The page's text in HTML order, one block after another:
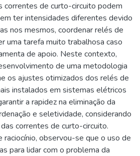
correntes de curto-circuito podem
ter intensidades diferentes devido
nos mesmos, coordenar relés de
uma tarefa muito trabalhosa caso
de apoio. Neste contexto,
de uma metodologia
os ajustes otimizados dos relés de
instalados em sistemas elétricos
a rapidez na eliminação da
e seletividade, considerando
correntes de curto-circuito.
raciocínio, observou-se que o uso de
para lidar com o problema da